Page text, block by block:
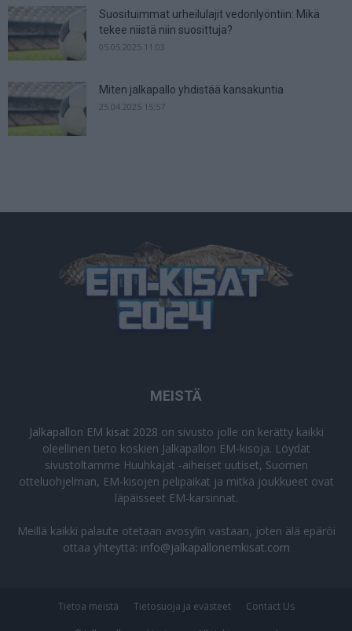
Suosituimmat urheilulajit vedonlyöntiin: Mikä
tekee niistä niin suosittuja?
05.05.2025 11:03
Miten jalkapallo yhdistää kansakuntia
25.04.2025 15:57
MEISTÄ
Jalkapallon EM kisat 2028 on sivusto jolle on kerätty kaikki
oleellinen tieto koskien Jalkapallon EM-kisoja. Löydät
sivustoltamme Huuhkajat -aiheiset uutiset, Suomen
otteluohjelman, EM-kisojen pelipaikat ja mitkä joukkueet ovat
läpäisseet EM-karsinnat.
Meillä kaikki palaute otetaan avosylin vastaan, joten älä epäröi
ottaa yhteyttä: info@jalkapallonemkisat.com
Tietoa meistä Tietosuoja ja evästeet Contact Us